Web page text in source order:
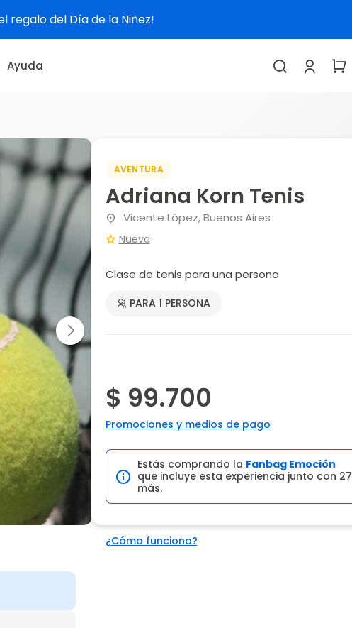
regalo del Día de la Niñez!
Ayuda
AVENTURA
Adriana Korn Tenis
Vicente López, Buenos Aires
Nueva
Clase de tenis para una persona
PARA 1 PERSONA
$ 99.700
Promociones y medios de pago
Estás comprando la Fanbag Emoción
que incluye esta experiencia junto con 27
más.
¿Cómo funciona?